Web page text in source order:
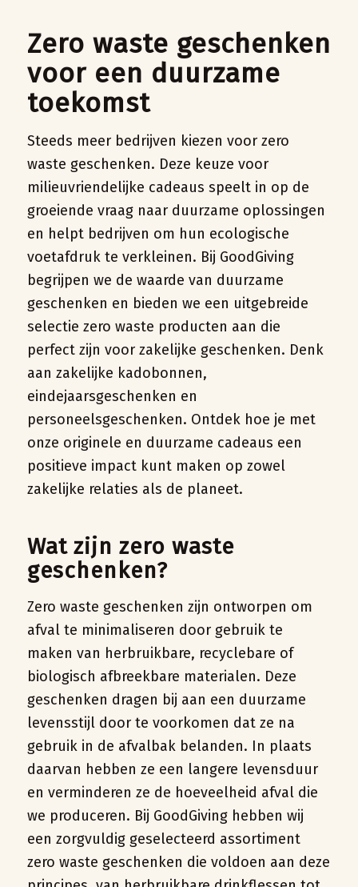
Zero waste geschenken
voor een duurzame
toekomst
Steeds meer bedrijven kiezen voor zero
waste geschenken. Deze keuze voor
milieuvriendelijke cadeaus speelt in op de
groeiende vraag naar duurzame oplossingen
en helpt bedrijven om hun ecologische
voetafdruk te verkleinen. Bij GoodGiving
begrijpen we de waarde van duurzame
geschenken en bieden we een uitgebreide
selectie zero waste producten aan die
perfect zijn voor zakelijke geschenken. Denk
aan zakelijke kadobonnen,
eindejaarsgeschenken en
personeelsgeschenken. Ontdek hoe je met
onze originele en duurzame cadeaus een
positieve impact kunt maken op zowel
zakelijke relaties als de planeet.
Wat zijn zero waste
geschenken?
Zero waste geschenken zijn ontworpen om
afval te minimaliseren door gebruik te
maken van herbruikbare, recyclebare of
biologisch afbreekbare materialen. Deze
geschenken dragen bij aan een duurzame
levensstijl door te voorkomen dat ze na
gebruik in de afvalbak belanden. In plaats
daarvan hebben ze een langere levensduur
en verminderen ze de hoeveelheid afval die
we produceren. Bij GoodGiving hebben wij
een zorgvuldig geselecteerd assortiment
zero waste geschenken die voldoen aan deze